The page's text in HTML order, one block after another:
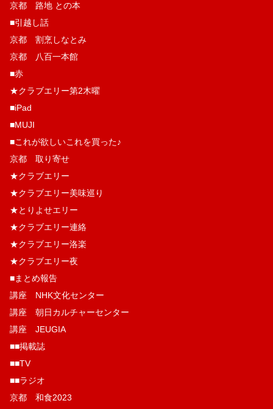
京都 路地 との本
■引越し話
京都 割烹しなとみ
京都 八百一本館
■赤
★クラブエリー第2木曜
■iPad
■MUJI
■これが欲しいこれを買った♪
京都 取り寄せ
★クラブエリー
★クラブエリー美味巡り
★とりよせエリー
★クラブエリー連絡
★クラブエリー洛楽
★クラブエリー夜
■まとめ報告
講座 NHK文化センター
講座 朝日カルチャーセンター
講座 JEUGIA
■■掲載誌
■■TV
■■ラジオ
京都 和食2023